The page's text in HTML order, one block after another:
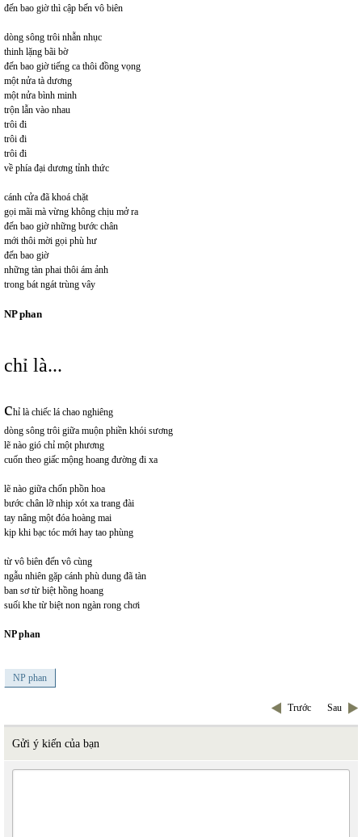
đến bao giờ thì cập bến vô biên
dòng sông trôi nhẫn nhục
thinh lặng bãi bờ
đến bao giờ tiếng ca thôi đồng vọng
một nửa tà dương
một nửa bình minh
trộn lẫn vào nhau
trôi đi
trôi đi
trôi đi
về phía đại dương tỉnh thức
cánh cửa đã khoá chặt
gọi mãi mà vừng không chịu mở ra
đến bao giờ những bước chân
mới thôi mời gọi phù hư
đến bao giờ
những tàn phai thôi ám ảnh
trong bát ngát trùng vây
NP phan
chỉ là...
chỉ là chiếc lá chao nghiêng
dòng sông trôi giữa muộn phiền khói sương
lẽ nào gió chỉ một phương
cuốn theo giấc mộng hoang đường đi xa
lẽ nào giữa chốn phồn hoa
bước chân lỡ nhịp xót xa trang đài
tay nâng một đóa hoàng mai
kịp khi bạc tóc mới hay tao phùng
từ vô biên đến vô cùng
ngẫu nhiên gặp cánh phù dung đã tàn
ban sơ từ biệt hồng hoang
suối khe từ biệt non ngàn rong chơi
NP phan
NP phan
Trước Sau
Gửi ý kiến của bạn